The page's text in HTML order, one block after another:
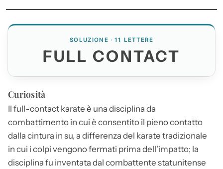
SOLUZIONE · 11 LETTERE
FULL CONTACT
Curiosità
Il full-contact karate è una disciplina da
combattimento in cui è consentito il pieno contatto
dalla cintura in su, a differenza del karate tradizionale
in cui i colpi vengono fermati prima dell'impatto; la
disciplina fu inventata dal combattente statunitense